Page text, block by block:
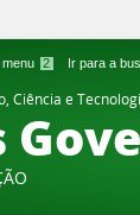
menu 2 Ir para a
Ciência e